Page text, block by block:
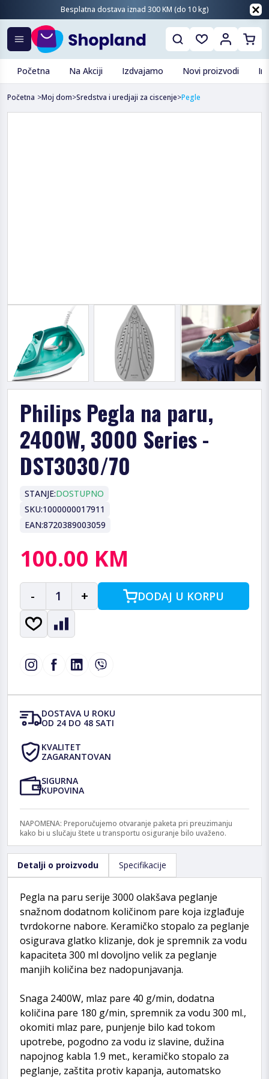
Besplatna dostava iznad 300 KM (do 10 kg)
Početna Na Akciji Izdvajamo Novi proizvodi
Početna >Moj dom>Sredstva i uredjaji za ciscenje>Pegle
Philips Pegla na paru,
2400W, 3000 Series -
DST3030/70
STANJE:DOSTUPNO
SKU:1000000017911
EAN:8720389003059
100.00 KM
- 1 + DODAJ U KORPU
DOSTAVA U ROKU
OD 24 DO 48 SATI
KVALITET
ZAGARANTOVAN
SIGURNA
KUPOVINA
NAPOMENA: Preporučujemo otvaranje paketa pri preuzimanju
kako bi u slučaju štete u transportu osiguranje bilo uvaženo.
Detalji o proizvodu Specifikacije
Pegla na paru serije 3000 olakšava peglanje
snažnom dodatnom količinom pare koja izglađuje
tvrdokorne nabore. Keramičko stopalo za peglanje
osigurava glatko klizanje, dok je spremnik za vodu
kapaciteta 300 ml dovoljno velik za peglanje
manjih količina bez nadopunjavanja.
Snaga 2400W, mlaz pare 40 g/min, dodatna
količina pare 180 g/min, spremnik za vodu 300 ml.,
okomiti mlaz pare, punjenje bilo kad tokom
upotrebe, pogodno za vodu iz slavine, dužina
napojnog kabla 1.9 met., keramičko stopalo za
peglanje, zaštita protiv kapanja, automatsko